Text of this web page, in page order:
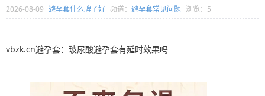
2026-08-09 避孕套什么牌子好 频道： 避孕套常见问题 浏览：5
vbzk.cn避孕套：玻尿酸避孕套有延时效果吗